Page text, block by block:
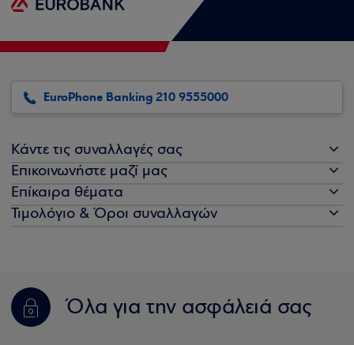
EuroPhone Banking 210 9555000
Κάντε τις συναλλαγές σας
Επικοινωνήστε μαζί μας
Επίκαιρα θέματα
Τιμολόγιο & Όροι συναλλαγών
Όλα για την ασφάλειά σας